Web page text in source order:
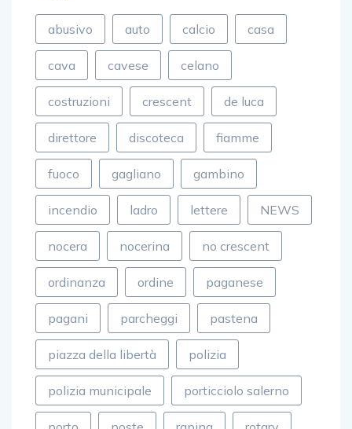
abusivo auto calcio casa
cava cavese celano
costruzioni crescent de luca
direttore discoteca fiamme
fuoco gagliano gambino
incendio ladro lettere NEWS
nocera nocerina no crescent
ordinanza ordine paganese
pagani parcheggi pastena
piazza della libertà polizia
polizia municipale porticciolo salerno
porto poste rapina rotary